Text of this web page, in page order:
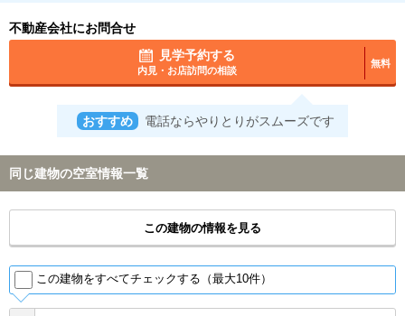
不動産会社にお問合せ
見学予約する
内見・お店訪問の相談
無料
おすすめ 電話ならやりとりがスムーズです
同じ建物の空室情報一覧
この建物の情報を見る
この建物をすべてチェックする（最大10件）